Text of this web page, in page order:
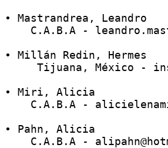
• Mastrandrea, Leandro
C.A.B.A -
• Millán Redin, Hermes
Tijuana, México -
• Miri, Alicia
C.A.B.A -
• Pahn, Alicia
C.A.B.A -